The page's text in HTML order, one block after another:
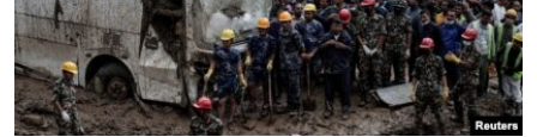
ညွန်း
စာမျက်နှာ
သို့
ကျော်
သုတပဒေသာ အင်္ဂလိပ်စာ
Learning English
ဗွီအိုအေ လူမှုကွန်ယက်များ